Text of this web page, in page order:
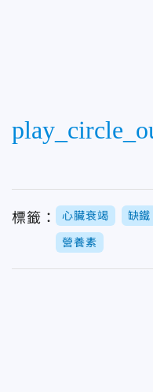
標籤： 心臟衰竭 缺鐵
營養素